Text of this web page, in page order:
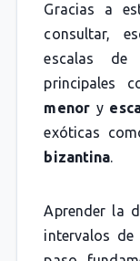
Gracias a
consultar,
escalas de
principales
menory
exóticas
bizantina.
Aprender la
intervalos